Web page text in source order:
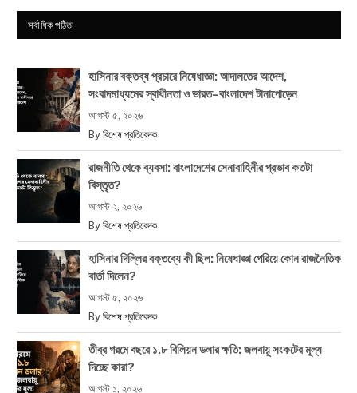
সর্বাধিক পঠিত
হাসিনার বক্তব্য প্রচারে নিষেধাজ্ঞা: আদালতের আদেশ,
সংবাদমাধ্যমের স্বাধীনতা ও ভারত–বাংলাদেশ টানাপোড়েন
আগস্ট ৫, ২০২৬
By বিশেষ প্রতিবেদক
রাজনীতি থেকে ব্যবসা: বাংলাদেশের সেনাবাহিনীর প্রভাব কতটা
বিস্তৃত?
আগস্ট ২, ২০২৬
By বিশেষ প্রতিবেদক
হাসিনার দিল্লির বক্তব্যে কী ছিল: নিষেধাজ্ঞা পেরিয়ে কোন রাজনৈতিক
বার্তা দিলেন?
আগস্ট ৫, ২০২৬
By বিশেষ প্রতিবেদক
তীব্র গরমে বছরে ১.৮ বিলিয়ন ডলার ক্ষতি: জলবায়ু সংকটের মূল্য
দিচ্ছে কারা?
আগস্ট ১, ২০২৬